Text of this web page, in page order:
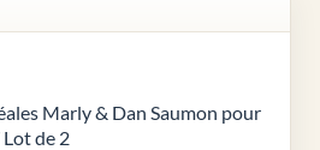
Marly & Dan Saumon pour
de 2